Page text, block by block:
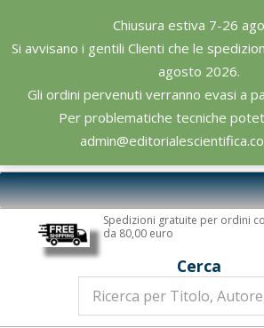
Chiusura estiva 7-26
Si avvisano i gentili Clienti che le
agosto 2026.
Gli ordini pervenuti verranno evasi a
Per problematiche tecniche
content
Editoriale
Scientifica
Primary
Navigation
Spedizioni gratuite per ordini
da 80,00 euro
Cerca